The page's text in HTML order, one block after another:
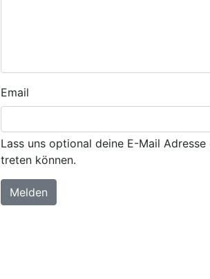
Email
Lass uns optional deine E-Mail
treten können.
Melden